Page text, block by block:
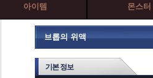
아이템 몬스터
브롭의 위액
기본 정보